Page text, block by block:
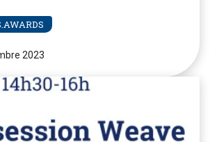
2023